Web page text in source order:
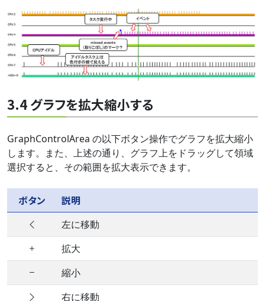
3.4 グラフを拡大縮小する
GraphControlArea の以下ボタン操作でグラフを拡大縮小
します。また、上述の通り、グラフ上をドラッグして領域
選択すると、その範囲を拡大表示できます。
ボタン 説明
左に移動
拡大
縮小
右に移動